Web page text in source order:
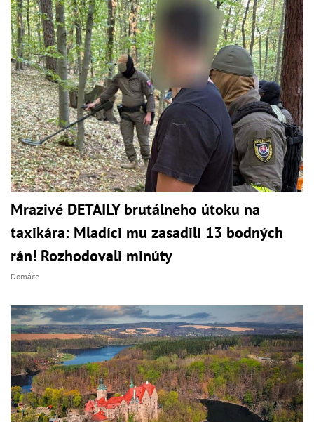
Mrazivé DETAILY brutálneho útoku na
taxikára: Mladíci mu zasadili 13 bodných
rán! Rozhodovali minúty
Domáce